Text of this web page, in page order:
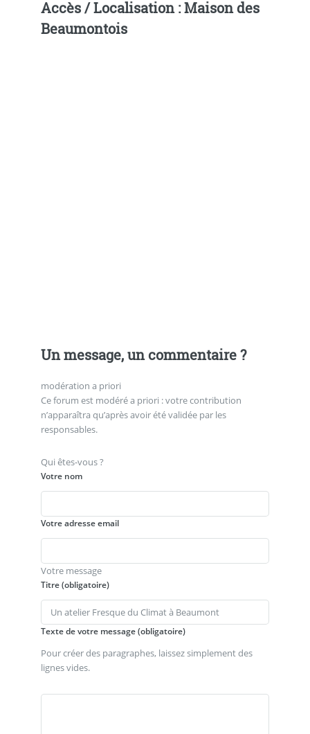
Accès / Localisation : Maison des
Beaumontois
Un message, un commentaire ?
modération a priori
Ce forum est modéré a priori : votre contribution
n’apparaîtra qu’après avoir été validée par les
responsables.
Qui êtes-vous ?
Votre nom
Votre adresse email
Votre message
Titre (obligatoire)
Texte de votre message (obligatoire)
Pour créer des paragraphes, laissez simplement des
lignes vides.